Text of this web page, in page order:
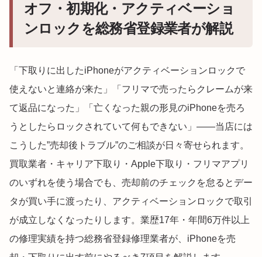
オフ・初期化・アクティベーショ
ンロックを総務省登録業者が解説
「下取りに出したiPhoneがアクティベーションロックで
使えないと連絡が来た」「フリマで売ったらクレームが来
て返品になった」「亡くなった親の形見のiPhoneを売ろ
うとしたらロックされていて何もできない」——当店には
こうした”売却後トラブル”のご相談が日々寄せられます。
買取業者・キャリア下取り・Apple下取り・フリマアプリ
のいずれを使う場合でも、売却前のチェックを怠るとデー
タが買い手に渡ったり、アクティベーションロックで取引
が成立しなくなったりします。業歴17年・年間6万件以上
の修理実績を持つ総務省登録修理業者が、iPhoneを売